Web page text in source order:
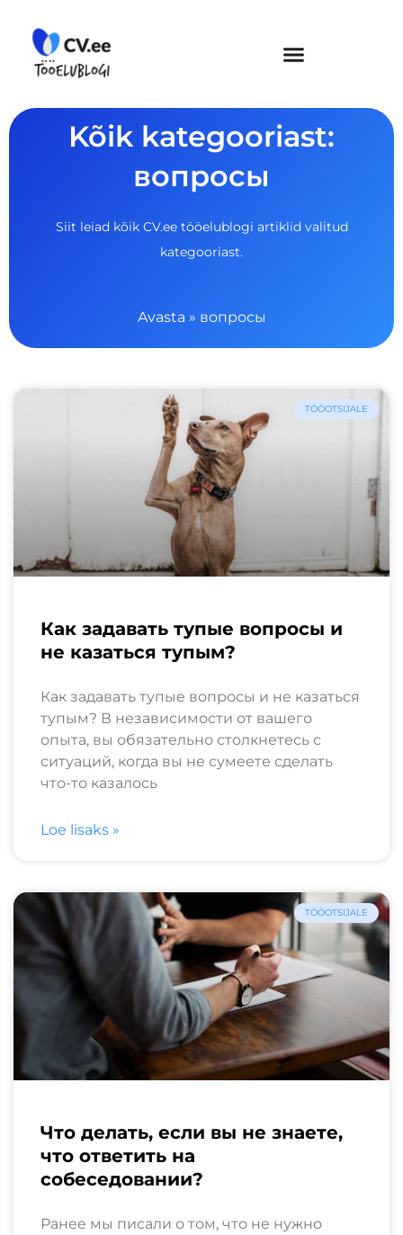
content
Kõik kategooriast:
вопросы
Siit leiad kõik CV.ee tööelublogi artiklid valitud
kategooriast.
Avasta » вопросы
TÖÖOTSIJALE
Как задавать тупые вопросы и
не казаться тупым?
Как задавать тупые вопросы и не казаться
тупым? В независимости от вашего
опыта, вы обязательно столкнетесь с
ситуаций, когда вы не сумеете сделать
что-то казалось
Loe lisaks »
TÖÖOTSIJALE
Что делать, если вы не знаете,
что ответить на
собеседовании?
Ранее мы писали о том, что не нужно